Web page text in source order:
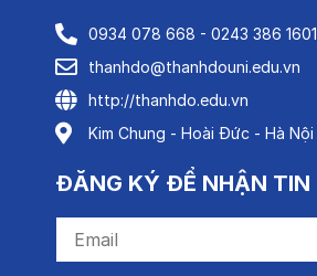
0934 078 668 - 0243 386 1601
thanhdo@thanhdouni.edu.vn
http://thanhdo.edu.vn
Kim Chung - Hoài Đức - Hà Nội
ĐĂNG KÝ ĐỂ NHẬN TIN